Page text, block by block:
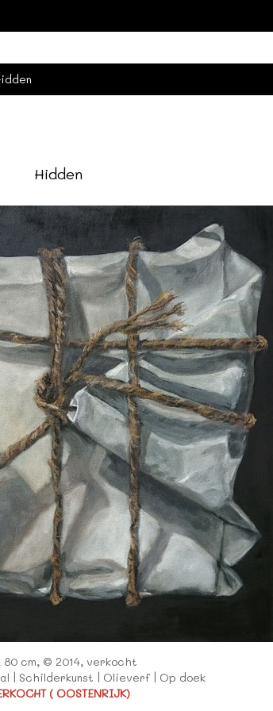
Hidden
80 cm, © 2014, verkocht
| Schilderkunst | Olieverf | Op doek
( OOSTENRIJK)